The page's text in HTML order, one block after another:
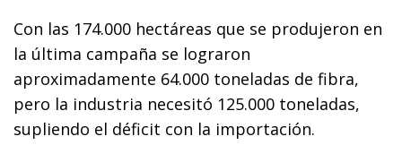
Con las 174.000 hectáreas que se produjeron en
la última campaña se lograron
aproximadamente 64.000 toneladas de fibra,
pero la industria necesitó 125.000 toneladas,
supliendo el déficit con la importación.